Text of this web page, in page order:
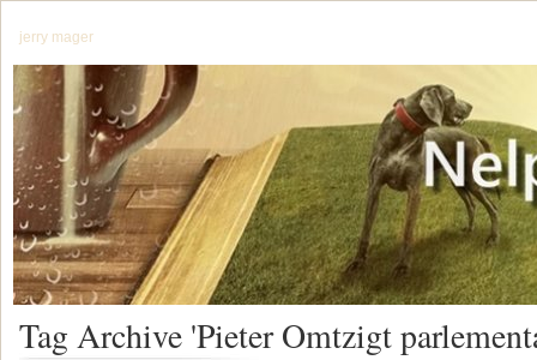
jerry mager
Tag Archive 'Pieter Omtzigt